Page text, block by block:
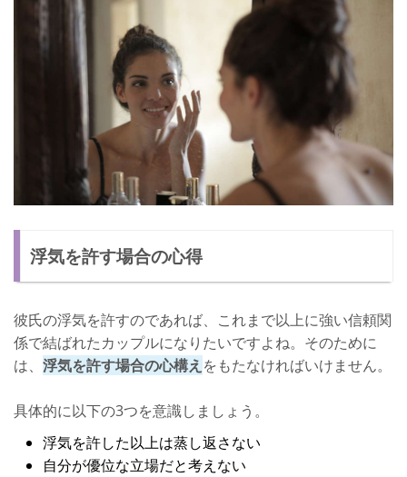
浮気を許す場合の心得
彼氏の浮気を許すのであれば、これまで以上に強い信頼関
係で結ばれたカップルになりたいですよね。そのために
は、 浮気を許す場合の心構えをもたなければいけません。
具体的に以下の3つを意識しましょう。
浮気を許した以上は蒸し返さない
自分が優位な立場だと考えない